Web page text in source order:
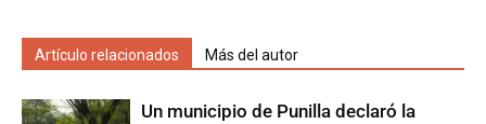
Artículo relacionados Más del autor
Un municipio de Punilla declaró la